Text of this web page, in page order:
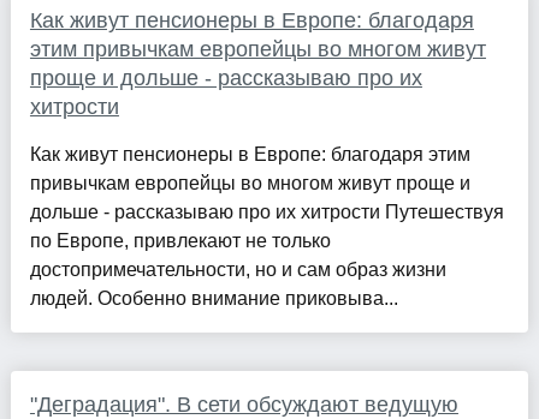
Как живут пенсионеры в Европе: благодаря
этим привычкам европейцы во многом живут
проще и дольше - рассказываю про их
хитрости
Как живут пенсионеры в Европе: благодаря этим
привычкам европейцы во многом живут проще и
дольше - рассказываю про их хитрости Путешествуя
по Европе, привлекают не только
достопримечательности, но и сам образ жизни
людей. Особенно внимание приковыва...
"Деградация". В сети обсуждают ведущую